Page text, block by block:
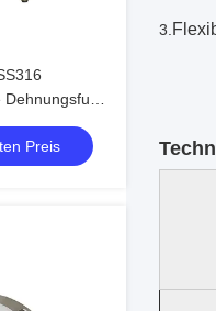
Preis
3.